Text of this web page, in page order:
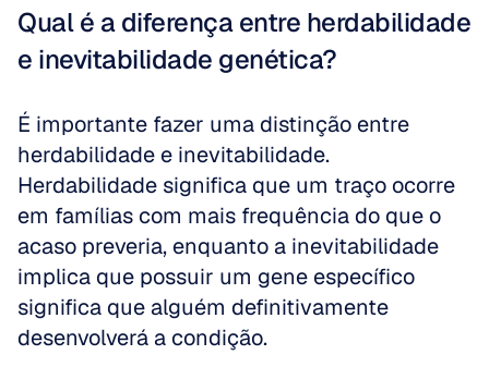
Qual é a diferença entre herdabilidade
e inevitabilidade genética?
É importante fazer uma distinção entre
herdabilidade e inevitabilidade.
Herdabilidade significa que um traço ocorre
em famílias com mais frequência do que o
acaso preveria, enquanto a inevitabilidade
implica que possuir um gene específico
significa que alguém definitivamente
desenvolverá a condição.